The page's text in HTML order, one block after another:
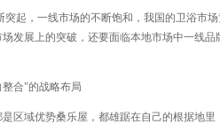
起，一线市场的不断饱和，我国的卫浴市
发展上的突破，还要面临本地市场中一线
合"的战略布局
域优势桑乐屋，都雄踞在自己的根据地里